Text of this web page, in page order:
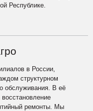
Республике.
в России,
структурном
обслуживания. В её
ремонты. Мы